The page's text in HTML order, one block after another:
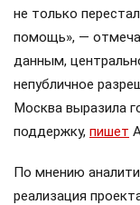
не только
помощь», —
данным,
непубличное
Москва выразила
поддержку, пишет
По мнению
реализация